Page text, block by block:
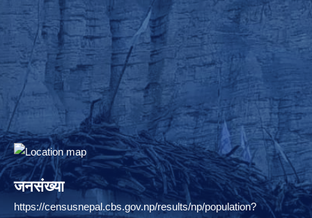
जनसंख्या
https://censusnepal.cbs.gov.np/results/np/population?